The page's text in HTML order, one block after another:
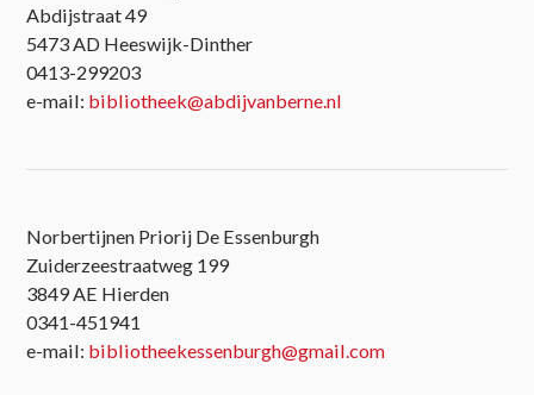
Abdijstraat 49
5473 AD Heeswijk-Dinther
0413-299203
e-mail: bibliotheek@abdijvanberne.nl
Norbertijnen Priorij De Essenburgh
Zuiderzeestraatweg 199
3849 AE Hierden
0341-451941
e-mail: bibliotheekessenburgh@gmail.com